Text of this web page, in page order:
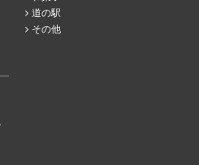
道の駅
その他